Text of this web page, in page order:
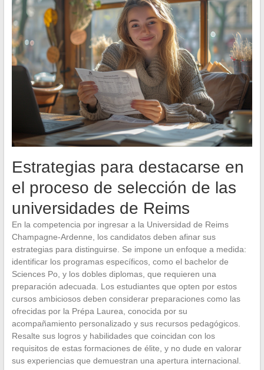
Estrategias para destacarse en
el proceso de selección de las
universidades de Reims
En la competencia por ingresar a la Universidad de Reims
Champagne-Ardenne, los candidatos deben afinar sus
estrategias para distinguirse. Se impone un enfoque a medida:
identificar los programas específicos, como el bachelor de
Sciences Po, y los dobles diplomas, que requieren una
preparación adecuada. Los estudiantes que opten por estos
cursos ambiciosos deben considerar preparaciones como las
ofrecidas por la Prépa Laurea, conocida por su
acompañamiento personalizado y sus recursos pedagógicos.
Resalte sus logros y habilidades que coincidan con los
requisitos de estas formaciones de élite, y no dude en valorar
sus experiencias que demuestran una apertura internacional.